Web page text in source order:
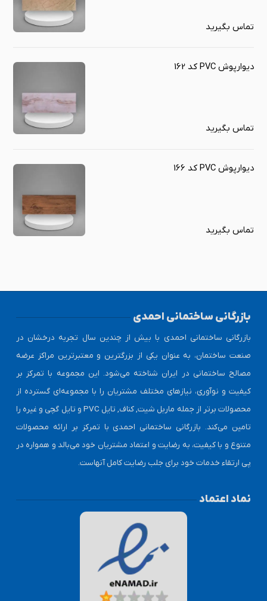
تماس بگیرید
دیوارپوش PVC کد 162
تماس بگیرید
دیوارپوش PVC کد 166
تماس بگیرید
بازرگانی ساختمانی احمدی
بازرگانی ساختمانی احمدی با بیش از چندین سال تجربه درخشان در
صنعت ساختمان، به عنوان یکی از بزرگترین و معتبرترین مراکز عرضه
مصالح ساختمانی در ایران شناخته می‌شود. این مجموعه با تمرکز بر
کیفیت و نوآوری، نیازهای مختلف مشتریان را با مجموعه‌ای گسترده از
محصولات برتر از جمله ماربل شیت, کناف, تایل PVC و تایل گچی و غیره را
تامین می‌کند. بازرگانی ساختمانی احمدی با تمرکز بر ارائه محصولات
متنوع و با کیفیت، به رضایت و اعتماد مشتریان خود می‌بالد و همواره در
پی ارتقاء خدمات خود برای جلب رضایت کامل آنهاست.
نماد اعتماد